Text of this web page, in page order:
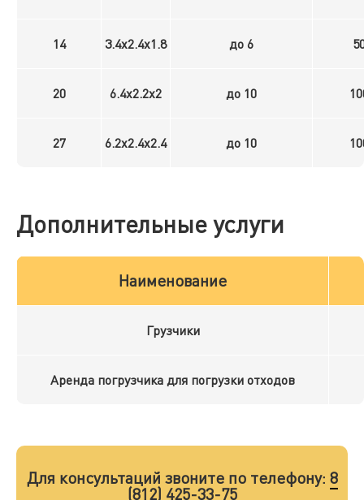
14 3.4x2.4x1.8 до 6
20 6.4x2.2x2 до 10
27 6.2x2.4x2.4 до 10
Дополнительные услуги
Наименование
Грузчики
Аренда погрузчика для погрузки отходов
Для консультаций звоните по телефону: 8
(812) 425-33-75